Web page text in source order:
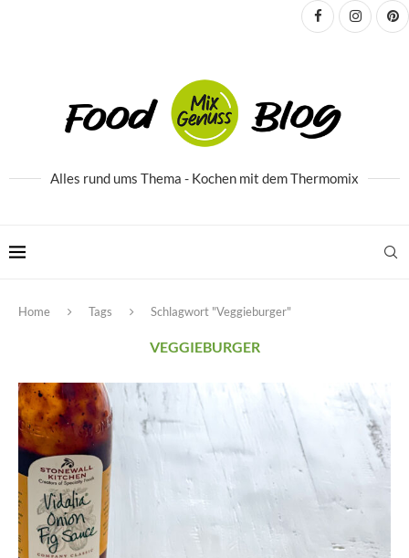
Alles rund ums Thema - Kochen mit dem Thermomix
Home Tags Schlagwort "Veggieburger"
VEGGIEBURGER